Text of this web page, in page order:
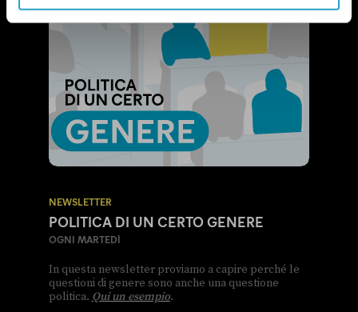
NEWSLETTER
POLITICA DI UN CERTO GENERE
OGNI MARTEDÌ
In questa newsletter proviamo a capire perché le
questioni di genere sono anche una questione
politica. Qui un esempio.